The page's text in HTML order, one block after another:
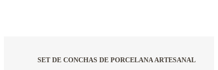
SET DE CONCHAS DE PORCELANA ARTESANAL